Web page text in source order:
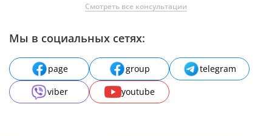
Смотреть все консультации
Мы в социальных сетях:
page group
telegram
viber
youtube